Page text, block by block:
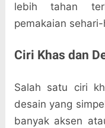
lebih tahan
pemakaian sehari-
Ciri Khas dan
Salah satu ciri
desain yang
banyak aksen